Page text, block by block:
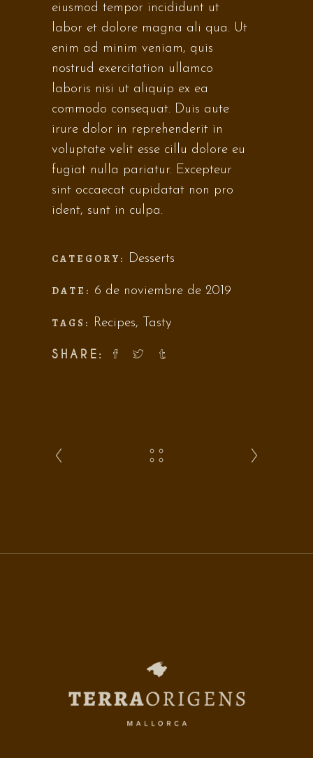
eiusmod tempor incididunt ut
labor et dolore magna ali qua. Ut
enim ad minim veniam, quis
nostrud exercitation ullamco
laboris nisi ut aliquip ex ea
commodo consequat. Duis aute
irure dolor in reprehenderit in
voluptate velit esse cillu dolore eu
fugiat nulla pariatur. Excepteur
sint occaecat cupidatat non pro
ident, sunt in culpa.
CATEGORY: Desserts
DATE: 6 de noviembre de 2019
TAGS: Recipes, Tasty
SHARE: